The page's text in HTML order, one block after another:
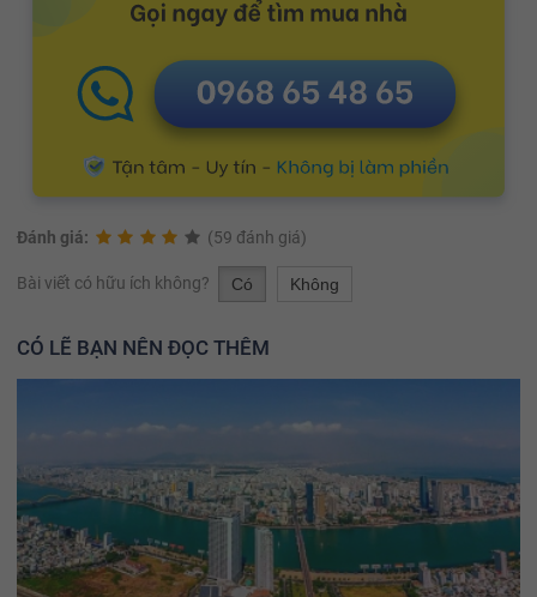
Đánh giá: (59 đánh giá)
Bài viết có hữu ích không? Có Không
CÓ LẼ BẠN NÊN ĐỌC THÊM